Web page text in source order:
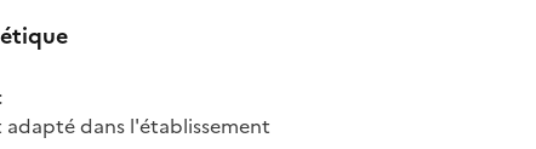
dans l'établissement